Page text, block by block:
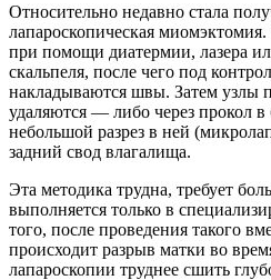
Относительно недавно стала
лапароскопическая
при помощи диатермии, лазера
скальпеля, после чего под
накладываются швы. Затем узлы
удаляются — либо через прокол
небольшой разрез в ней
задний свод влагалища.
Эта методика трудна, требует
выполняется только в
того, после проведения такого
происходит разрыв матки во
лапароскопии труднее сшить